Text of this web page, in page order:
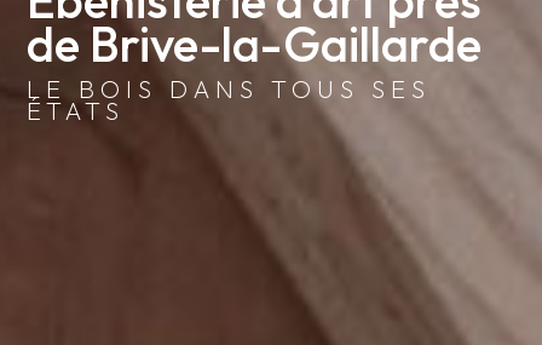
de Brive-la-Gaillarde
LE BOIS DANS TOUS SES
ÉTATS